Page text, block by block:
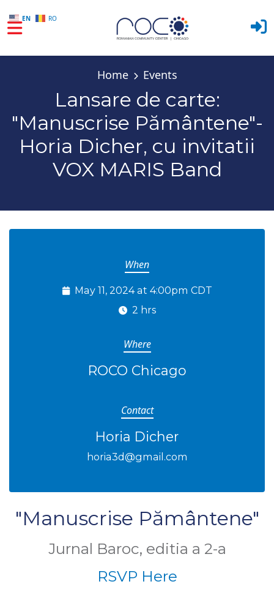
EN RO
Home Events
Lansare de carte:
"Manuscrise Pământene"-
Horia Dicher, cu invitatii
VOX MARIS Band
When
May 11, 2024 at 4:00pm CDT
2 hrs
Where
ROCO Chicago
Contact
Horia Dicher
horia3d@gmail.com
"Manuscrise Pământene"
Jurnal Baroc, editia a 2-a
RSVP Here